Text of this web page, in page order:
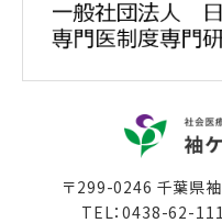
〒299-0246 千葉県
TEL：0438-62-